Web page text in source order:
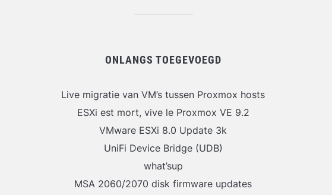
ONLANGS TOEGEVOEGD
Live migratie van VM’s tussen Proxmox hosts
ESXi est mort, vive le Proxmox VE 9.2
VMware ESXi 8.0 Update 3k
UniFi Device Bridge (UDB)
what’sup
MSA 2060/2070 disk firmware updates